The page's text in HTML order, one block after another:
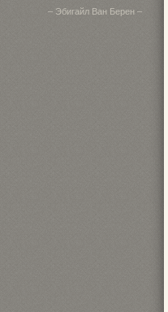
– Эбигайл Ван Берен –